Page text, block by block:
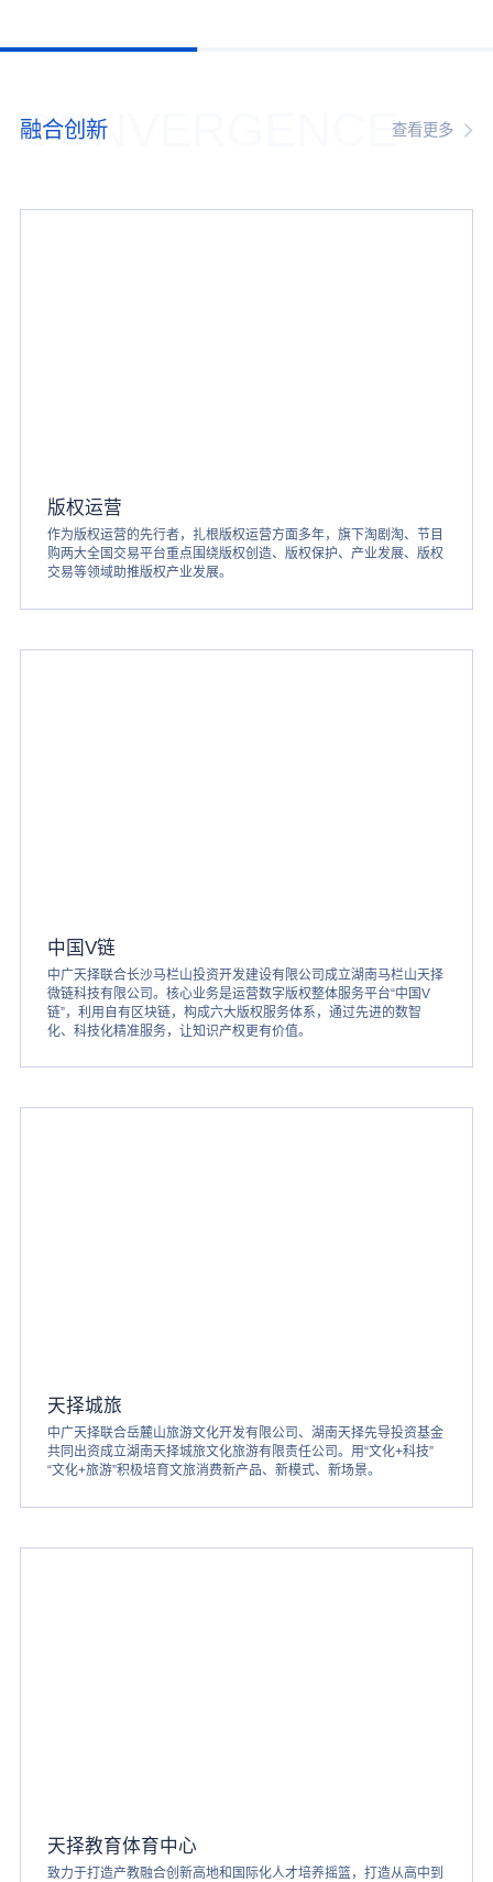
CONVERGENCE
融合创新 查看更多
版权运营
作为版权运营的先行者，扎根版权运营方面多年，旗下淘剧淘、节目
购两大全国交易平台重点围绕版权创造、版权保护、产业发展、版权
交易等领域助推版权产业发展。
中国V链
中广天择联合长沙马栏山投资开发建设有限公司成立湖南马栏山天择
微链科技有限公司。核心业务是运营数字版权整体服务平台“中国V
链”，利用自有区块链，构成六大版权服务体系，通过先进的数智
化、科技化精准服务，让知识产权更有价值。
天择城旅
中广天择联合岳麓山旅游文化开发有限公司、湖南天择先导投资基金
共同出资成立湖南天择城旅文化旅游有限责任公司。用“文化+科技”
“文化+旅游”积极培育文旅消费新产品、新模式、新场景。
天择教育体育中心
致力于打造产教融合创新高地和国际化人才培养摇篮，打造从高中到